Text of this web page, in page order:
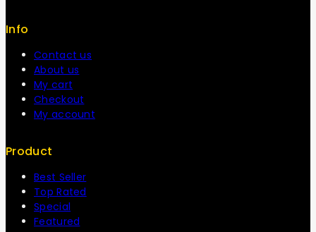
Info
Contact us
About us
My cart
Checkout
My account
Product
Best Seller
Top Rated
Special
Featured